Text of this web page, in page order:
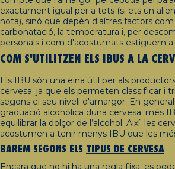
exactament igual per a tots (si ets un
nota), sinó que depèn d'altres factors com
carbonatació, la temperatura i, per
personals i com d'acostumats estiguem a
COM S'UTILITZEN ELS IBUS A LA
Els IBU són una eina útil per als
cervesa, ja que els permeten classificar i
segons el seu nivell d'amargor. En
graduació alcohòlica duna cervesa, més
equilibrar la dolçor de l’alcohol. Així, les
acostumen a tenir menys IBU que les
BAREM SEGONS ELS TIPUS DE CERVESA
Encara que no hi ha una regla fixa, es